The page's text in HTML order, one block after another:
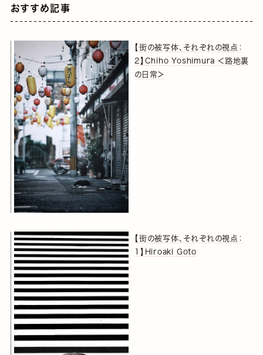
おすすめ記事
【街の被写体、それぞれの視点：
2】Chiho Yoshimura ＜路地裏
の日常＞
【街の被写体、それぞれの視点：
1】Hiroaki Goto